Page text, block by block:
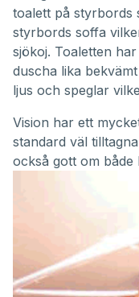
toalett på styrbords
styrbords soffa
sjökoj. Toaletten
duscha lika
ljus och speglar
Vision har ett
standard väl
också gott om både